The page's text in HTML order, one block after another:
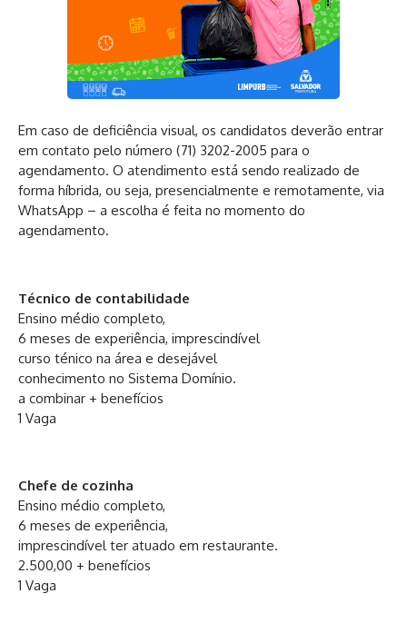
Em caso de deficiência visual, os candidatos deverão entrar
em contato pelo número (71) 3202-2005 para o
agendamento. O atendimento está sendo realizado de
forma híbrida, ou seja, presencialmente e remotamente, via
WhatsApp – a escolha é feita no momento do
agendamento.
Técnico de contabilidade
Ensino médio completo,
6 meses de experiência, imprescindível
curso ténico na área e desejável
conhecimento no Sistema Domínio.
a combinar + benefícios
1 Vaga
Chefe de cozinha
Ensino médio completo,
6 meses de experiência,
imprescindível ter atuado em restaurante.
2.500,00 + benefícios
1 Vaga